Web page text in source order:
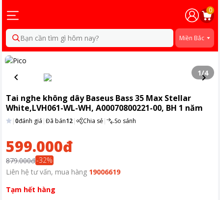
0
Bạn cần tìm gì hôm nay? Miền Bắc
1/4
Tai nghe không dây Baseus Bass 35 Max Stellar
White,LVH061-WL-WH, A00070800221-00, BH 1 năm
|0đánh giá |Đã bán12| Chia sẻ| So sánh
599.000đ
879.000đ-32%
Liên hệ tư vấn, mua hàng 19006619
Tạm hết hàng